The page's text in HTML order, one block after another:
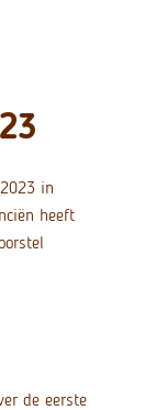
in
heeft
de eerste